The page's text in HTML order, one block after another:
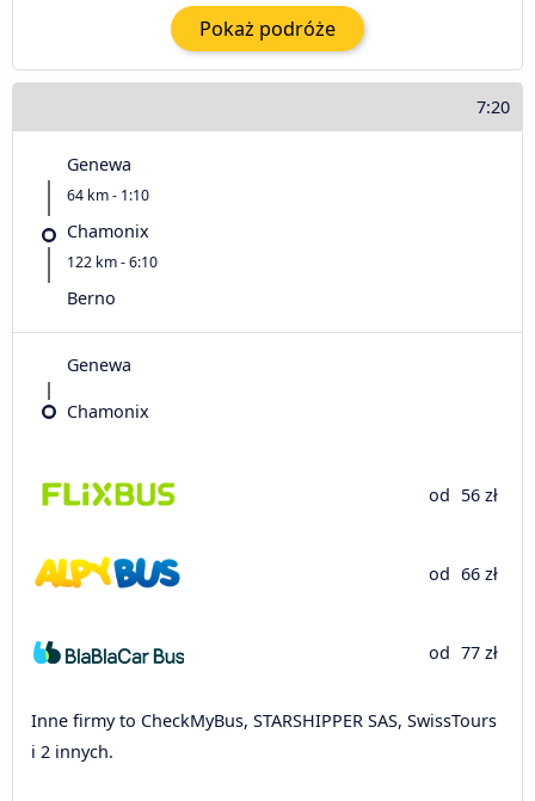
Pokaż podróże
7:20
Genewa
64 km - 1:10
Chamonix
122 km - 6:10
Berno
Genewa
Chamonix
od 56 zł
od 66 zł
od 77 zł
Inne firmy to CheckMyBus, STARSHIPPER SAS, SwissTours
i 2 innych.